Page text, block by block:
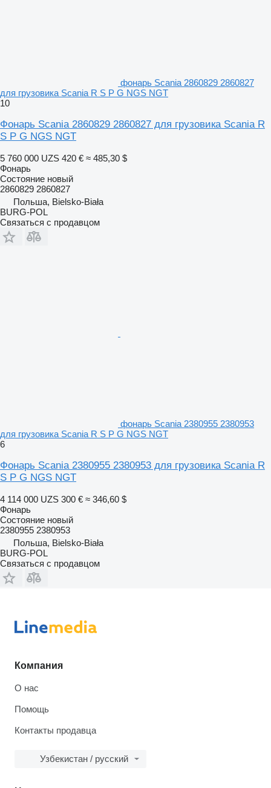
фонарь Scania 2860829 2860827
для грузовика Scania R S P G NGS NGT
10
Фонарь Scania 2860829 2860827 для грузовика Scania R
S P G NGS NGT
5 760 000 UZS 420 € ≈ 485,30 $
Фонарь
Состояние новый
2860829 2860827
Польша, Bielsko-Biała
BURG-POL
Связаться с продавцом
фонарь Scania 2380955 2380953
для грузовика Scania R S P G NGS NGT
6
Фонарь Scania 2380955 2380953 для грузовика Scania R
S P G NGS NGT
4 114 000 UZS 300 € ≈ 346,60 $
Фонарь
Состояние новый
2380955 2380953
Польша, Bielsko-Biała
BURG-POL
Связаться с продавцом
Компания
О нас
Помощь
Контакты продавца
Узбекистан / русский